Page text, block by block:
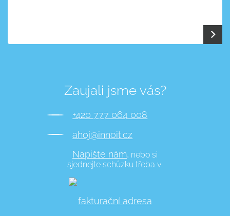
Zaujali jsme vás?
+420 777 064 008
ahoj@innoit.cz
Napište nám, nebo si
sjednejte schůzku třeba v:
fakturační adresa